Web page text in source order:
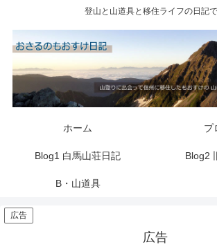
登山と山道具と移住ライフの日記
ホーム プ
Blog1 白馬山荘日記 Blog2
B・山道具
広告
広告